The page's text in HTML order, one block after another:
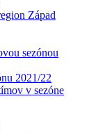
Západ
sezónou
2021/22
v sezóne